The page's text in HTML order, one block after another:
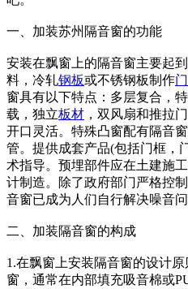
一、加装苏州隔音窗的功能
安装在飘窗上的隔音窗主要起
料，冷轧钢板或不锈钢板制作
窗具有以下特点：多层复合，
载，独立板材 ，双风扇和推拉
开口灵活。特殊凸窗配有隔音
管。提供成套产品(包括门框，
术指导。预埋部件应在土建施
计制造。除了政府部门严格控
音窗已成为人们自行解决噪音问
二、加装隔音窗的构成
1.在飘窗上安装隔音窗的设计
窗，通常在内部填充吸音棉或